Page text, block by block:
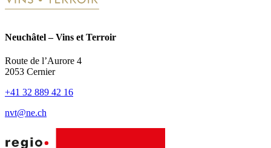
Neuchâtel – Vins et Terroir
Route de l’Aurore 4
2053 Cernier
+41 32 889 42 16
nvt@ne.ch